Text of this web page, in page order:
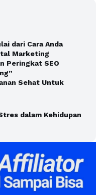
dari Cara Anda
Marketing
Peringkat SEO
Sehat Untuk
dalam Kehidupan